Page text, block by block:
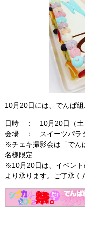
10月20日には、でんぱ
日時 ： 10月20日（
会場 ： スイーツパラ
※チェキ撮影会は「でん
名様限定
※10月20日は、イベン
より承ります。ご了承く